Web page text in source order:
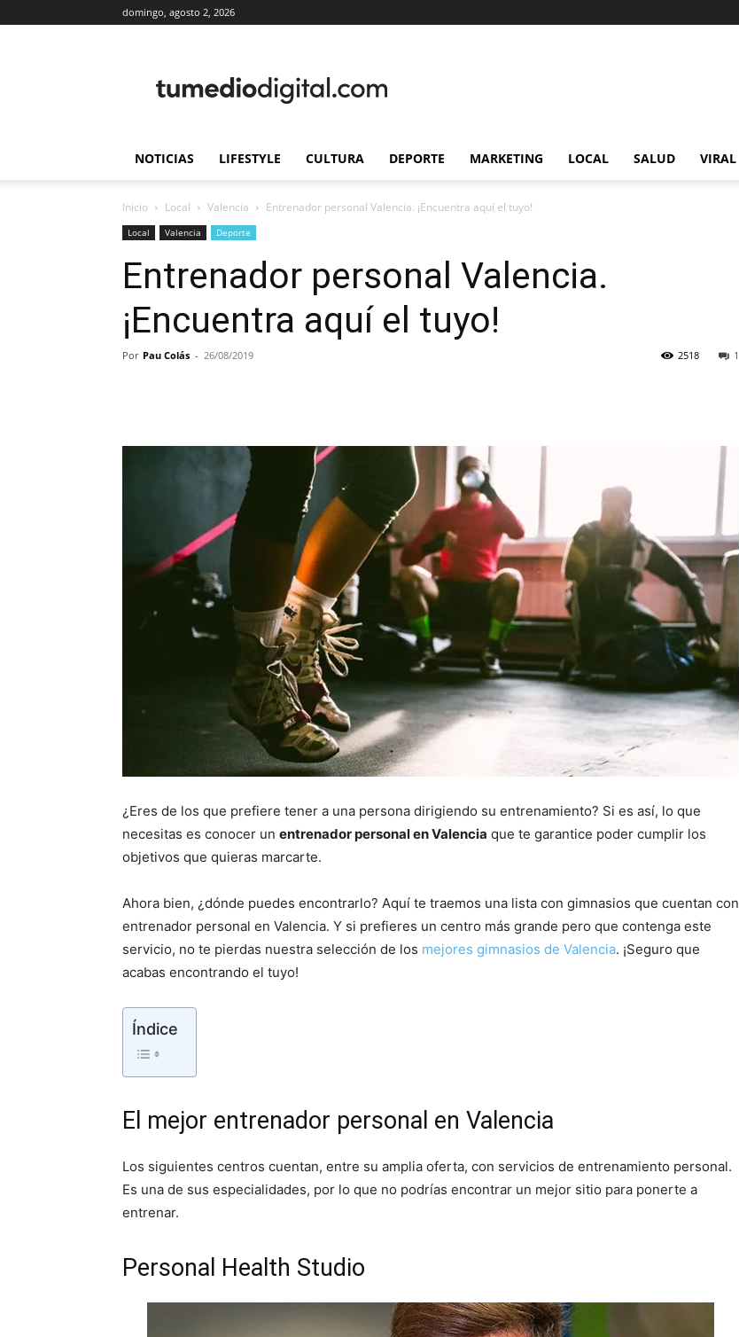
domingo, agosto 2, 2026
NOTICIAS LIFESTYLE CULTURA DEPORTE MARKETING LOCAL SALUD VIRAL
Inicio Local Valencia Entrenador personal Valencia. ¡Encuentra aquí el tuyo!
Local Valencia Deporte
Entrenador personal Valencia.
¡Encuentra aquí el tuyo!
Por Pau Colás - 26/08/2019 1
2518
¿Eres de los que prefiere tener a una persona dirigiendo su entrenamiento? Si es así, lo que
necesitas es conocer un entrenador personal en Valencia que te garantice poder cumplir los
objetivos que quieras marcarte.
Ahora bien, ¿dónde puedes encontrarlo? Aquí te traemos una lista con gimnasios que cuentan con
entrenador personal en Valencia. Y si prefieres un centro más grande pero que contenga este
servicio, no te pierdas nuestra selección de los mejores gimnasios de Valencia. ¡Seguro que
acabas encontrando el tuyo!
Índice
El mejor entrenador personal en Valencia
Los siguientes centros cuentan, entre su amplia oferta, con servicios de entrenamiento personal.
Es una de sus especialidades, por lo que no podrías encontrar un mejor sitio para ponerte a
entrenar.
Personal Health Studio